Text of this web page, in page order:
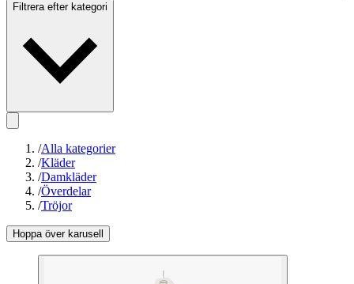
Filtrera efter kategori
/Alla kategorier
/Kläder
/Damkläder
/Överdelar
/Tröjor
Hoppa över karusell